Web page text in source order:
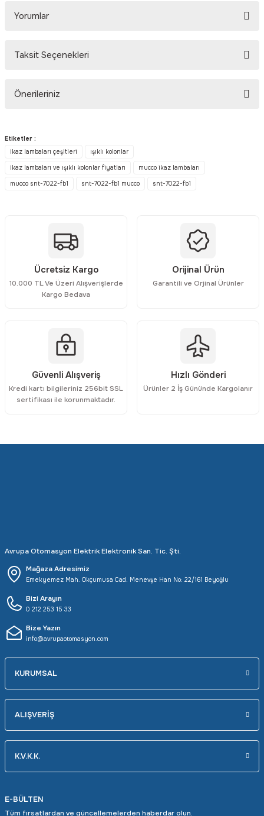
Yorumlar
Taksit Seçenekleri
Önerileriniz
konularda yetersiz gördüğünüz noktaları öneri formunu kullanarak
tarafımıza iletebilirsiniz.
Ürün fiyatı diğer sitelerden daha pahalı.
Etiketler :
ikaz lambaları çeşitleri
ışıklı kolonlar
ikaz lambaları ve ışıklı kolonlar fiyatları mucco ikaz lambaları
mucco snt-7022-fb1 snt-7022-fb1 mucco snt-7022-fb1
Ücretsiz Kargo
10.000 TL Ve Üzeri Alışverişlerde
Kargo Bedava
Orijinal Ürün
Garantili ve Orjinal Ürünler
Güvenli Alışveriş
Kredi kartı bilgileriniz 256bit SSL
sertifikası ile korunmaktadır.
Hızlı Gönderi
Ürünler 2 İş Gününde Kargolanır
Avrupa Otomasyon Elektrik Elektronik San. Tic. Şti.
Mağaza Adresimiz
Emekyemez Mah. Okçumusa Cad. Menevşe Han No: 22/161 Beyoğlu
Bizi Arayın
0 212 253 15 33
Bize Yazın
info@avrupaotomasyon.com
KURUMSAL
ALIŞVERİŞ
K.V.K.K.
E-BÜLTEN
Tüm fırsatlardan ve güncellemelerden haberdar olun.